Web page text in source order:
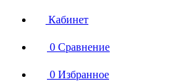
Кабинет
0 Сравнение
0 Избранное